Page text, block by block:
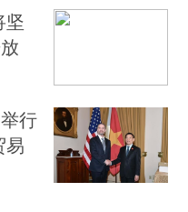
坚
行
易